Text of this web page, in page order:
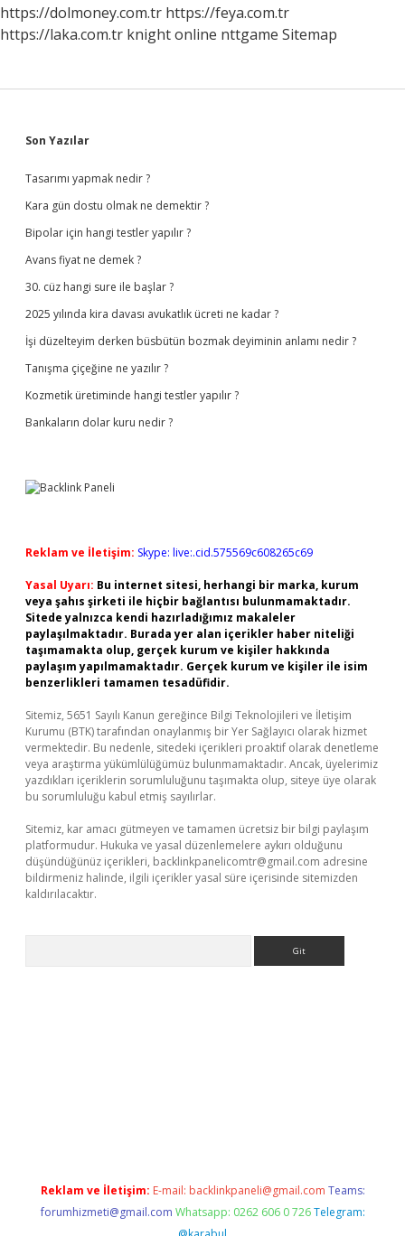
https://dolmoney.com.tr https://feya.com.tr
https://laka.com.tr knight online nttgame Sitemap
Sidebar
Son Yazılar
Tasarımı yapmak nedir ?
Kara gün dostu olmak ne demektir ?
Bipolar için hangi testler yapılır ?
Avans fiyat ne demek ?
30. cüz hangi sure ile başlar ?
2025 yılında kira davası avukatlık ücreti ne kadar ?
İşi düzelteyim derken büsbütün bozmak deyiminin anlamı nedir ?
Tanışma çiçeğine ne yazılır ?
Kozmetik üretiminde hangi testler yapılır ?
Bankaların dolar kuru nedir ?
Reklam ve İletişim: Skype: live:.cid.575569c608265c69
Yasal Uyarı: Bu internet sitesi, herhangi bir marka, kurum
veya şahıs şirketi ile hiçbir bağlantısı bulunmamaktadır.
Sitede yalnızca kendi hazırladığımız makaleler
paylaşılmaktadır. Burada yer alan içerikler haber niteliği
taşımamakta olup, gerçek kurum ve kişiler hakkında
paylaşım yapılmamaktadır. Gerçek kurum ve kişiler ile isim
benzerlikleri tamamen tesadüfidir.
Sitemiz, 5651 Sayılı Kanun gereğince Bilgi Teknolojileri ve İletişim
Kurumu (BTK) tarafından onaylanmış bir Yer Sağlayıcı olarak hizmet
vermektedir. Bu nedenle, sitedeki içerikleri proaktif olarak denetleme
veya araştırma yükümlülüğümüz bulunmamaktadır. Ancak, üyelerimiz
yazdıkları içeriklerin sorumluluğunu taşımakta olup, siteye üye olarak
bu sorumluluğu kabul etmiş sayılırlar.
Sitemiz, kar amacı gütmeyen ve tamamen ücretsiz bir bilgi paylaşım
platformudur. Hukuka ve yasal düzenlemelere aykırı olduğunu
düşündüğünüz içerikleri, backlinkpanelicomtr@gmail.com adresine
bildirmeniz halinde, ilgili içerikler yasal süre içerisinde sitemizden
kaldırılacaktır.
Reklam ve İletişim: E-mail: backlinkpaneli@gmail.com Teams:
forumhizmeti@gmail.com Whatsapp: 0262 606 0 726 Telegram: